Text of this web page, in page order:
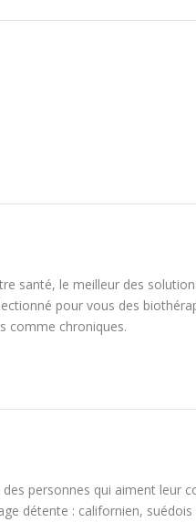
santé, le meilleur des
pour vous des
comme chroniques.
personnes qui aiment leur
détente : californien, suédois